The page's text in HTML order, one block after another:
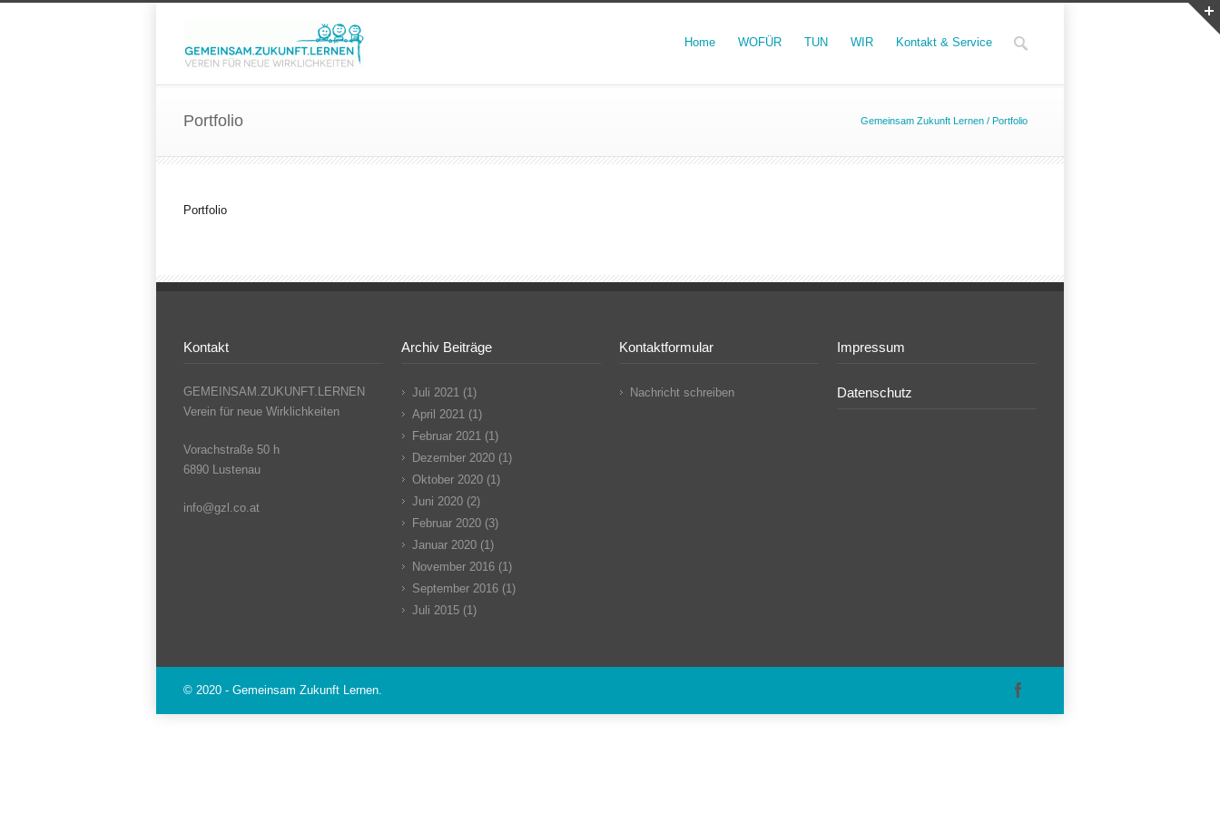
Home WOFÜR TUN WIR Kontakt & Service
Portfolio Gemeinsam Zukunft Lernen / Portfolio
Portfolio
Kontakt
GEMEINSAM.ZUKUNFT.LERNEN
Verein für neue Wirklichkeiten
Vorachstraße 50 h
6890 Lustenau
info@gzl.co.at
Archiv Beiträge
Juli 2021 (1)
April 2021 (1)
Februar 2021 (1)
Dezember 2020 (1)
Oktober 2020 (1)
Juni 2020 (2)
Februar 2020 (3)
Januar 2020 (1)
November 2016 (1)
September 2016 (1)
Juli 2015 (1)
Kontaktformular
Nachricht schreiben
Impressum
Datenschutz
© 2020 - Gemeinsam Zukunft Lernen.